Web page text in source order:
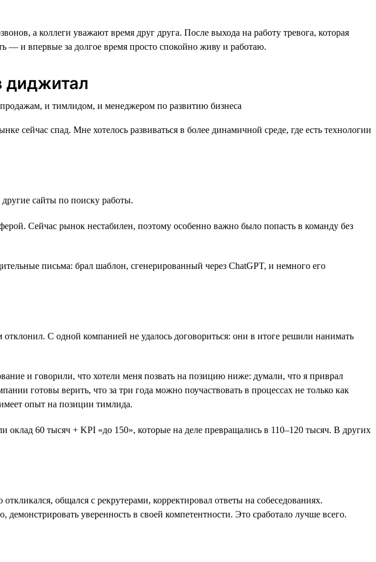
а коллеги уважают время друг друга. После выхода на работу тревога, которая
— и впервые за долгое время просто спокойно живу и работаю.
диджитал
сейчас спад. Мне хотелось развиваться в более динамичной среде, где есть технологии
сайты по поиску работы.
Сейчас рынок нестабилен, поэтому особенно важно было попасть в команду без
письма: брал шаблон, сгенерированный через ChatGPT, и немного его
С одной компанией не удалось договориться: они в итоге решили нанимать
и говорили, что хотели меня позвать на позицию ниже: думали, что я приврал
готовы верить, что за три года можно поучаствовать в процессах не только как
опыт на позиции тимлида.
60 тысяч + KPI «до 150», которые на деле превращались в 110–120 тысяч. В других
общался с рекрутерами, корректировал ответы на собеседованиях.
уверенность в своей компетентности. Это сработало лучше всего.